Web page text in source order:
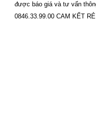
được báo giá và tư vấn
0846.33.99.00 CAM KẾT